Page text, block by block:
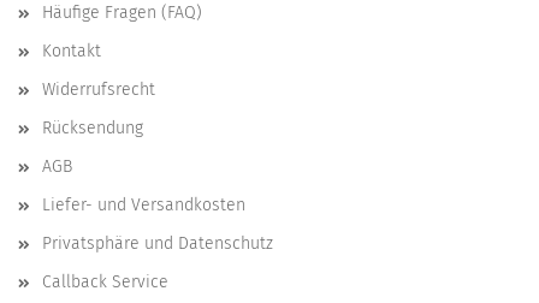
Häufige Fragen (FAQ)
Kontakt
Widerrufsrecht
Rücksendung
AGB
Liefer- und Versandkosten
Privatsphäre und Datenschutz
Callback Service